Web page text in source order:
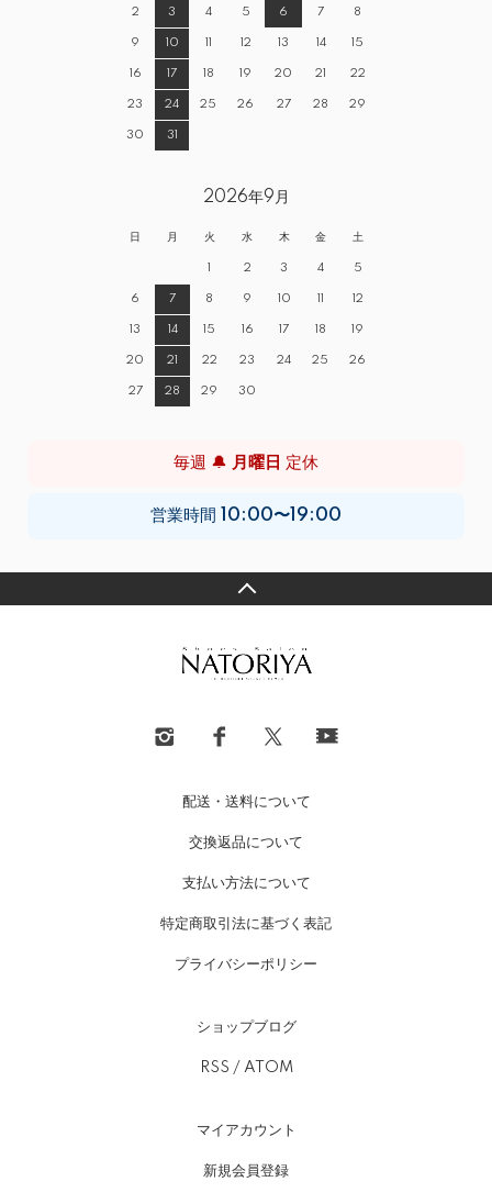
2 3 4 5 6 7 8
9 10 11 12 13 14 15
16 17 18 19 20 21 22
23 24 25 26 27 28 29
30 31
2026年9月
日 月 火 水 木 金 土
1 2 3 4 5
6 7 8 9 10 11 12
13 14 15 16 17 18 19
20 21 22 23 24 25 26
27 28 29 30
毎週 🔔 月曜日 定休
営業時間 10:00〜19:00
配送・送料について
交換返品について
支払い方法について
特定商取引法に基づく表記
プライバシーポリシー
ショップブログ
RSS / ATOM
マイアカウント
新規会員登録